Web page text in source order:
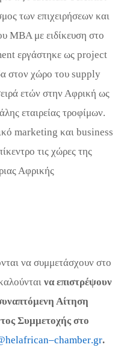
των επιχειρήσεων και
MBA με ειδίκευση στο
εργάστηκε ως project
στον χώρο του supply
ετών στην Αφρική ως
εταιρείας τροφίμων.
marketing και business
τις χώρες της
Αφρικής
να συμμετάσχουν στο
να επιστρέψουν
Αίτηση
Συμμετοχής στο
helafrican–chamber.gr.